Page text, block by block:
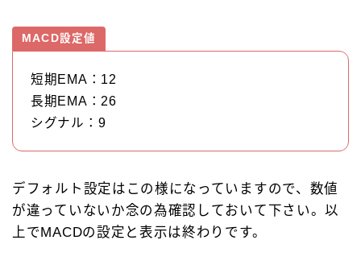
MACD設定値
短期EMA：12
長期EMA：26
シグナル：9
デフォルト設定はこの様になっていますので、数値
が違っていないか念の為確認しておいて下さい。以
上でMACDの設定と表示は終わりです。